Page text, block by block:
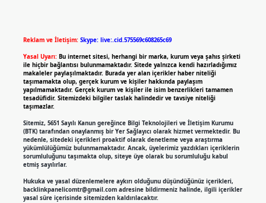
Reklam ve İletişim: Skype: live:.cid.575569c608265c69
Yasal Uyarı: Bu internet sitesi, herhangi bir marka, kurum veya şahıs şirketi
ile hiçbir bağlantısı bulunmamaktadır. Sitede yalnızca kendi hazırladığımız
makaleler paylaşılmaktadır. Burada yer alan içerikler haber niteliği
taşımamakta olup, gerçek kurum ve kişiler hakkında paylaşım
yapılmamaktadır. Gerçek kurum ve kişiler ile isim benzerlikleri tamamen
tesadüfidir. Sitemizdeki bilgiler taslak halindedir ve tavsiye niteliği
taşımazlar.
Sitemiz, 5651 Sayılı Kanun gereğince Bilgi Teknolojileri ve İletişim Kurumu
(BTK) tarafından onaylanmış bir Yer Sağlayıcı olarak hizmet vermektedir. Bu
nedenle, sitedeki içerikleri proaktif olarak denetleme veya araştırma
yükümlülüğümüz bulunmamaktadır. Ancak, üyelerimiz yazdıkları içeriklerin
sorumluluğunu taşımakta olup, siteye üye olarak bu sorumluluğu kabul
etmiş sayılırlar.
Hukuka ve yasal düzenlemelere aykırı olduğunu düşündüğünüz içerikleri,
backlinkpanelicomtr@gmail.comadresine bildirmeniz halinde, ilgili içerikler
yasal süre içerisinde sitemizden kaldırılacaktır.